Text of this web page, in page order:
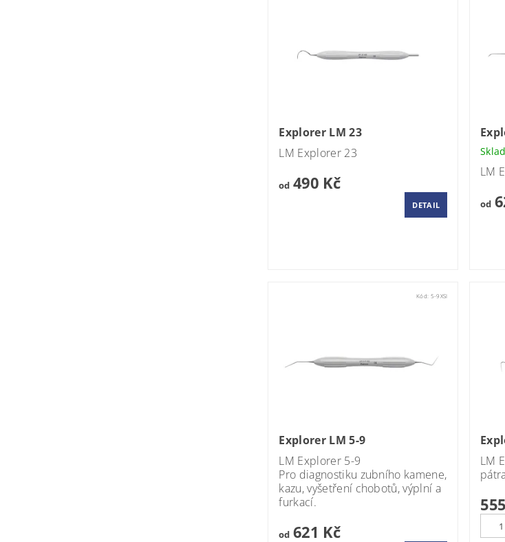
Explorer LM 23
LM Explorer 23
od490 Kč
DETAIL
LM
od
Kód: 5-9XSI
Explorer LM 5-9
LM Explorer 5-9
Pro diagnostiku zubního kamene,
kazu, vyšetření chobotů, výplní a
furkací.
od621 Kč
LM